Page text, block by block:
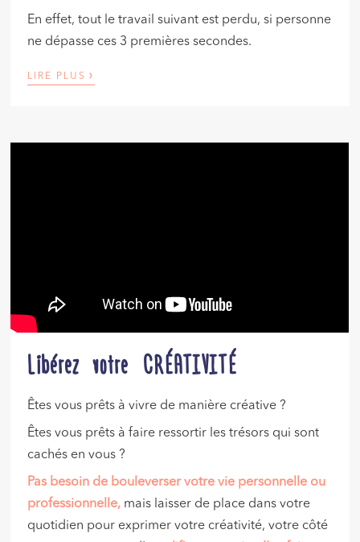
En effet, tout le travail suivant est perdu, si personne
ne dépasse ces 3 premières secondes.
LIRE PLUS ›
Libérez votre CRÉATIVITÉ
Êtes vous prêts à vivre de manière créative ?
Êtes vous prêts à faire ressortir les trésors qui sont
cachés en vous ?
Pas besoin de bouleverser votre vie personnelle ou
professionnelle, mais laisser de place dans votre
quotidien pour exprimer votre créativité, votre côté